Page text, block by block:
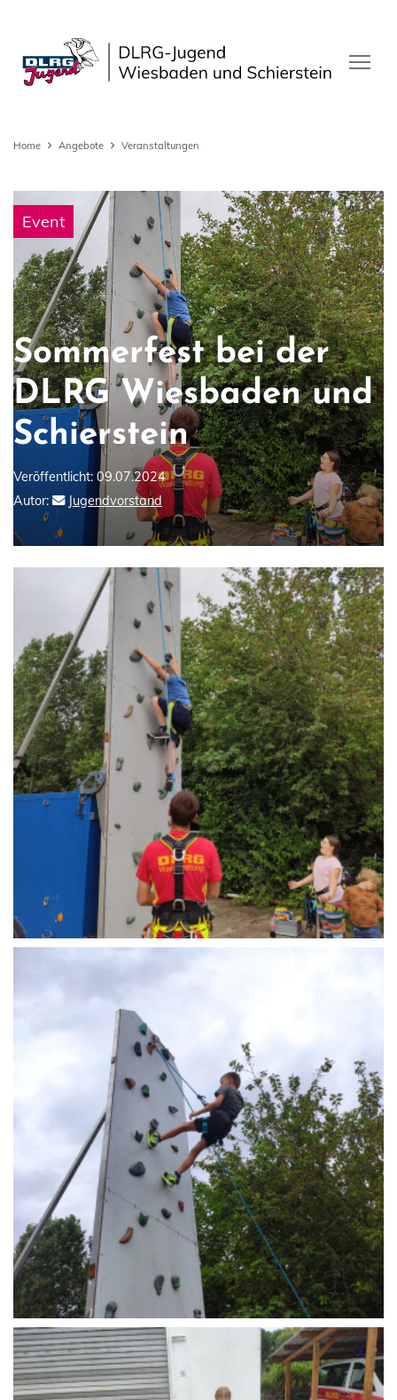
Home Angebote Veranstaltungen
Event
Sommerfest bei der
DLRG Wiesbaden und
Schierstein
Veröffentlicht: 09.07.2024
Autor:
Jugendvorstand